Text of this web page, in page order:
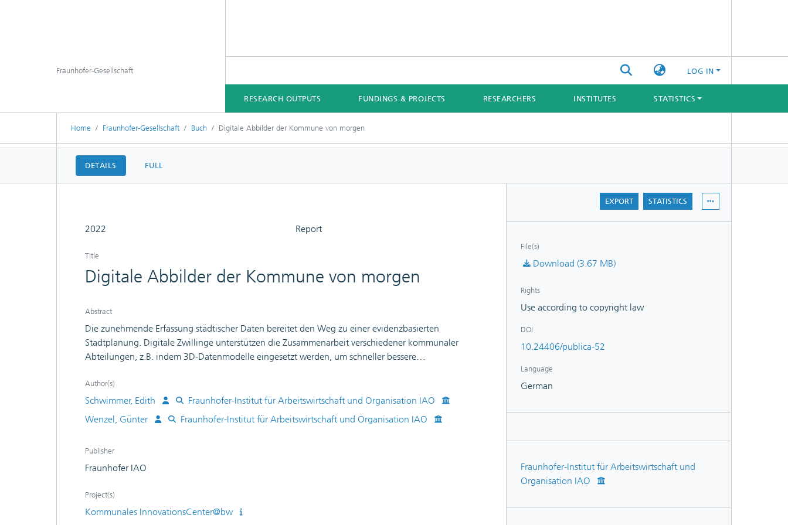
LOG IN
RESEARCH OUTPUTS FUNDINGS & PROJECTS RESEARCHERS INSTITUTES STATISTICS
Fraunhofer-Gesellschaft
Home Fraunhofer-Gesellschaft Buch Digitale Abbilder der Kommune von morgen
DETAILS FULL
EXPORT STATISTICS
2022 Report
Title
Digitale Abbilder der Kommune von morgen
Abstract
Die zunehmende Erfassung städtischer Daten bereitet den Weg zu einer evidenzbasierten
Stadtplanung. Digitale Zwillinge unterstützen die Zusammenarbeit verschiedener kommunaler
Abteilungen, z.B. indem 3D-Datenmodelle eingesetzt werden, um schneller bessere
Kontext der Visualisierung der gebauten Umwelt - von der Einordnung digitaler Zwillinge in den
kommunalen Kontext bis hin zu einem kurzen Überblick über Anwendungsfelder und zukünftige
Potenziale für Kommunen. Ergänzend werden ausgewählte Beispiele kurz dargestellt und ein Weg
von einem zweidimensionalen Abbild der räumlichen Strukturen einer Kommune zu einem
Author(s)
Schwimmer, Edith
Fraunhofer-Institut für Arbeitswirtschaft und Organisation IAO
Wenzel, Günter
Fraunhofer-Institut für Arbeitswirtschaft und Organisation IAO
Publisher
Fraunhofer IAO
Project(s)
Kommunales InnovationsCenter@bw
File(s)
Download (3.67 MB)
Rights
Use according to copyright law
DOI
10.24406/publica-52
Language
German
Fraunhofer-Institut für Arbeitswirtschaft und
Organisation IAO